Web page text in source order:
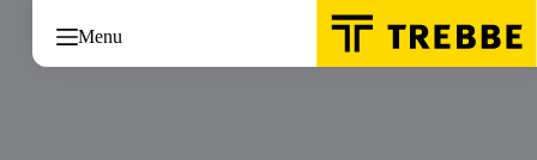
inhoud
Menu